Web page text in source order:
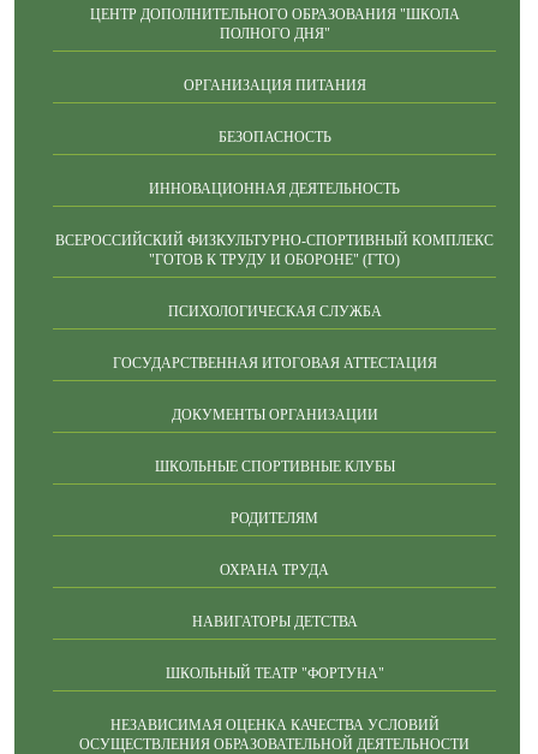
ЦЕНТР ДОПОЛНИТЕЛЬНОГО ОБРАЗОВАНИЯ "ШКОЛА
ПОЛНОГО ДНЯ"
ОРГАНИЗАЦИЯ ПИТАНИЯ
БЕЗОПАСНОСТЬ
ИННОВАЦИОННАЯ ДЕЯТЕЛЬНОСТЬ
ВСЕРОССИЙСКИЙ ФИЗКУЛЬТУРНО-СПОРТИВНЫЙ КОМПЛЕКС
"ГОТОВ К ТРУДУ И ОБОРОНЕ" (ГТО)
ПСИХОЛОГИЧЕСКАЯ СЛУЖБА
ГОСУДАРСТВЕННАЯ ИТОГОВАЯ АТТЕСТАЦИЯ
ДОКУМЕНТЫ ОРГАНИЗАЦИИ
ШКОЛЬНЫЕ СПОРТИВНЫЕ КЛУБЫ
РОДИТЕЛЯМ
ОХРАНА ТРУДА
НАВИГАТОРЫ ДЕТСТВА
ШКОЛЬНЫЙ ТЕАТР "ФОРТУНА"
НЕЗАВИСИМАЯ ОЦЕНКА КАЧЕСТВА УСЛОВИЙ
ОСУЩЕСТВЛЕНИЯ ОБРАЗОВАТЕЛЬНОЙ ДЕЯТЕЛЬНОСТИ